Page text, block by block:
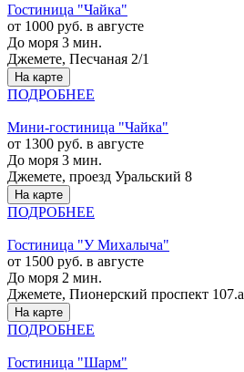
Гостиница "Чайка"
от 1000 руб. в августе
До моря 3 мин.
Джемете, Песчаная 2/1
На карте
ПОДРОБНЕЕ
Мини-гостиница "Чайка"
от 1300 руб. в августе
До моря 3 мин.
Джемете, проезд Уральский 8
На карте
ПОДРОБНЕЕ
Гостиница "У Михалыча"
от 1500 руб. в августе
До моря 2 мин.
Джемете, Пионерский проспект 107.а
На карте
ПОДРОБНЕЕ
Гостиница "Шарм"